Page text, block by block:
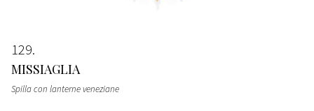
129
MISSIAGLIA
Spilla con lanterne veneziane